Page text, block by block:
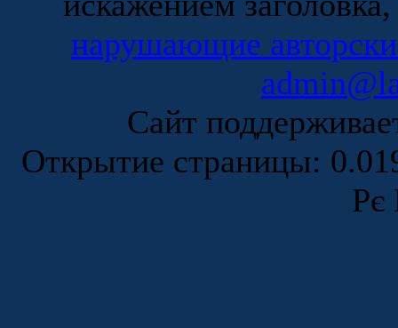
нарушающие
Сайт
Открытие страницы:
Рє